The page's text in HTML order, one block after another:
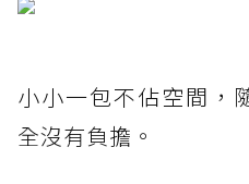
小小一包不佔空間，
全沒有負擔。